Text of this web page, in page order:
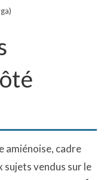
amiénoise, cadre
sujets vendus sur le